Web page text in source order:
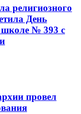
религиозного
День
школе № 393 с
провел